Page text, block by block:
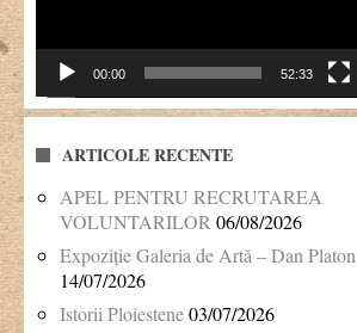
00:00 52:33
ARTICOLE RECENTE
APEL PENTRU RECRUTAREA
VOLUNTARILOR06/08/2026
Expoziție Galeria de Artă – Dan Platon
14/07/2026
Istorii Ploiestene03/07/2026